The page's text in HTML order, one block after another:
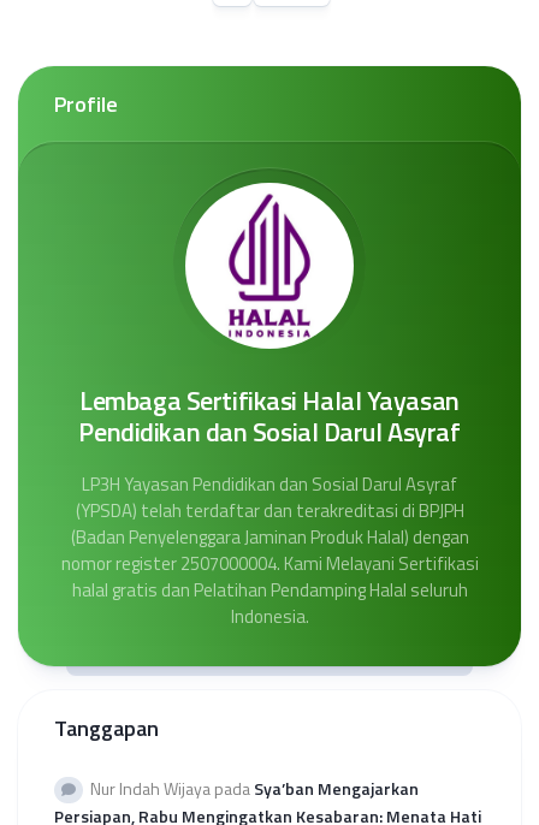
Profile
Lembaga Sertifikasi Halal Yayasan
Pendidikan dan Sosial Darul Asyraf
LP3H Yayasan Pendidikan dan Sosial Darul Asyraf
(YPSDA) telah terdaftar dan terakreditasi di BPJPH
(Badan Penyelenggara Jaminan Produk Halal) dengan
nomor register 2507000004. Kami Melayani Sertifikasi
halal gratis dan Pelatihan Pendamping Halal seluruh
Indonesia.
Tanggapan
Nur Indah WijayapadaSya’ban Mengajarkan
Persiapan, Rabu Mengingatkan Kesabaran: Menata Hati